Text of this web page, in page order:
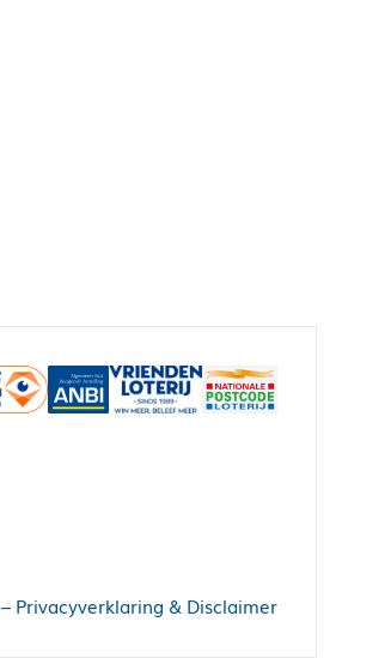
– Privacyverklaring & Disclaimer